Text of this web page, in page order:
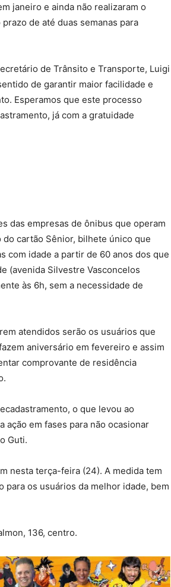
janeiro e ainda não realizaram o
de até duas semanas para
de Trânsito e Transporte, Luigi
de garantir maior facilidade e
Esperamos que este processo
já com a gratuidade
das empresas de ônibus que operam
cartão Sênior, bilhete único que
com idade a partir de 60 anos dos que
(avenida Silvestre Vasconcelos
às 6h, sem a necessidade de
atendidos serão os usuários que
aniversário em fevereiro e assim
comprovante de residência
o que levou ao
ação em fases para não ocasionar
Guti.
nesta terça-feira (24). A medida tem
os usuários da melhor idade, bem
136, centro.